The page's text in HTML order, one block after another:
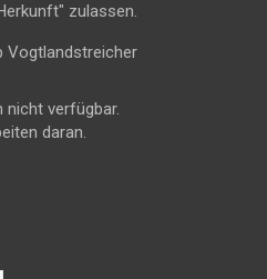
zulassen.
nicht verfügbar.
daran.